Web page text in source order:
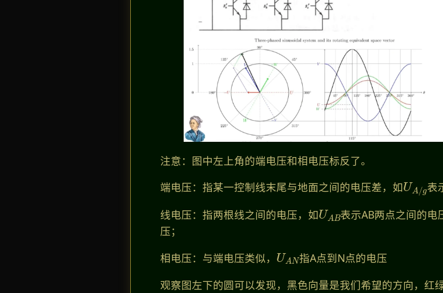
注意：图中左上角的端电压和相电压标反了。
端电压：指某一控制线末尾与地面之间的电压差，如
UA g
表
线电压：指两根线之间的电压，如
UA
表示AB两点之间的电
压；
相电压：与端电压类似，
UA N
指A点到N点的电压
观察图左下的圆可以发现，黑色向量是我们希望的方向，红